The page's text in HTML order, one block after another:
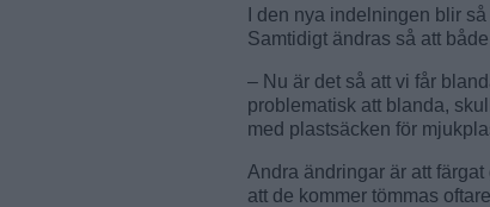
I den nya indelningen blir
Samtidigt ändras så att
– Nu är det så att vi får
problematisk att blanda,
med plastsäcken för
Andra ändringar är att
att de kommer tömmas